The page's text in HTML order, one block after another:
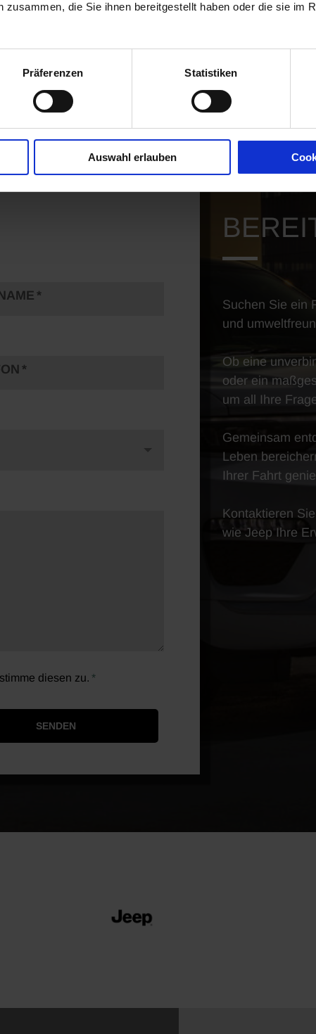
zusammen, die Sie ihnen bereitgestellt haben oder die sie im
Präferenzen Statistiken
Auswahl erlauben
diesen zu.
SENDEN
Suchen Sie ein
und
Ob eine
oder ein
um all Ihre
Gemeinsam
Leben
Ihrer Fahrt
Kontaktieren
wie Jeep Ihre